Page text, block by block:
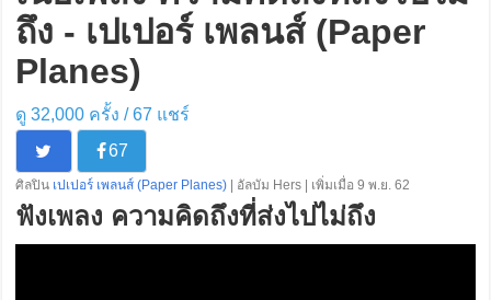
ถึง - เปเปอร์ เพลนส์ (Paper
Planes)
ดู 32,000 ครั้ง /67 แชร์
67
ศิลปิน เปเปอร์ เพลนส์ (Paper Planes) | อัลบัม Hers | เพิ่มเมื่อ 9 พ.ย. 62
ฟังเพลง ความคิดถึงที่ส่งไปไม่ถึง